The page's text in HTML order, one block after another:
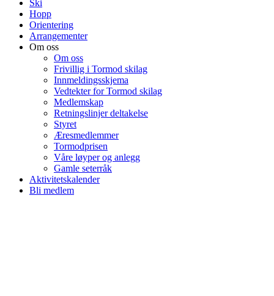
Ski
Hopp
Orientering
Arrangementer
Om oss
Om oss
Frivillig i Tormod skilag
Innmeldingsskjema
Vedtekter for Tormod skilag
Medlemskap
Retningslinjer deltakelse
Styret
Æresmedlemmer
Tormodprisen
Våre løyper og anlegg
Gamle seterråk
Aktivitetskalender
Bli medlem